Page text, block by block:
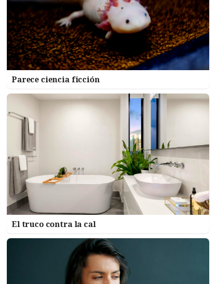
Parece ciencia ficción
El truco contra la cal